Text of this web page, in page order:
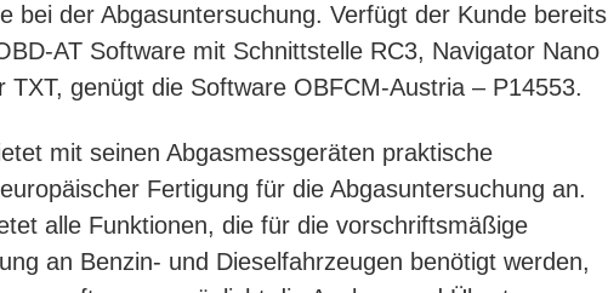
bei der Abgasuntersuchung. Verfügt der Kunde bereits
AT Software mit Schnittstelle RC3, Navigator Nano
TXT, genügt die Software OBFCM-Austria – P14553.
mit seinen Abgasmessgeräten praktische
Fertigung für die Abgasuntersuchung an.
alle Funktionen, die für die vorschriftsmäßige
an Benzin- und Dieselfahrzeugen benötigt werden,